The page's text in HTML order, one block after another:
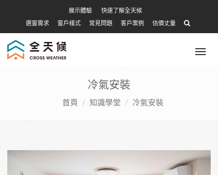
展示體驗
快速了解全天候
選窗需求
窗戶樣式 常見問題 客戶案例 估價丈量
冷氣安裝
首頁 知識學堂 冷氣安裝